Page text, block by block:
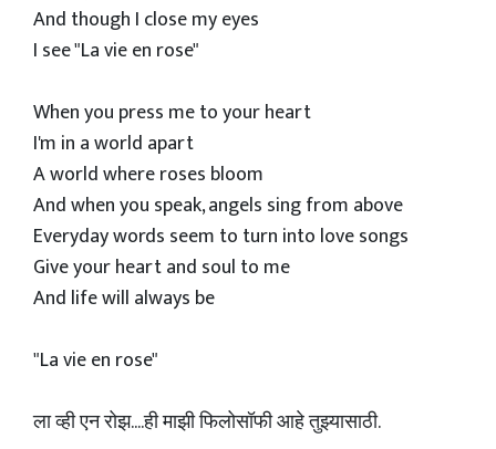
And though I close my eyes
I see "La vie en rose"
When you press me to your heart
I'm in a world apart
A world where roses bloom
And when you speak, angels sing from above
Everyday words seem to turn into love songs
Give your heart and soul to me
And life will always be
"La vie en rose"
ला व्ही एन रोझ....ही माझी फिलोसॉफी आहे तुझ्यासाठी.